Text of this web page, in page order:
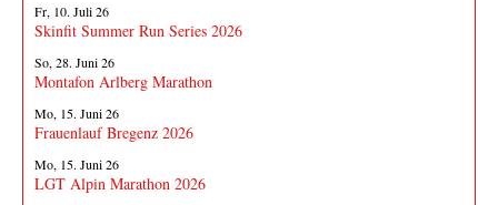
Fr, 10. Juli 26
Skinfit Summer Run Series 2026
So, 28. Juni 26
Montafon Arlberg Marathon
Mo, 15. Juni 26
Frauenlauf Bregenz 2026
Mo, 15. Juni 26
LGT Alpin Marathon 2026